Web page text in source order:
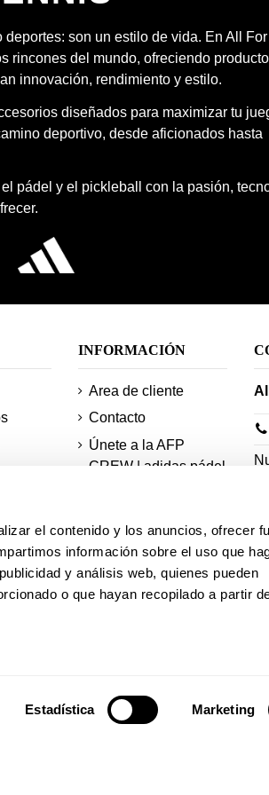
el contenido y los anuncios, ofrecer
información sobre el uso que
y análisis web, quienes pueden
o que hayan recopilado a partir
Estadística Marketing
son un estilo de vida. En All For
rincones del mundo, ofreciendo
innovación, rendimiento y estilo.
diseñados para maximizar tu
deportivo, desde aficionados hasta
pádel y el pickleball con la pasión,
INFORMACIÓN
Area de cliente
Contacto
Únete a la AFP
CREW | adidas pádel
Mapa del sitio
Descuento de
estudiantes